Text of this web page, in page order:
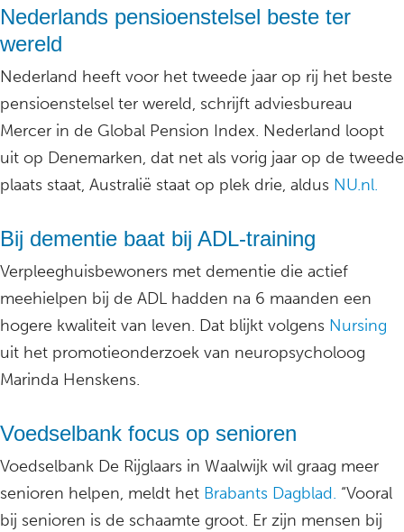
Nederlands pensioenstelsel beste ter
wereld
Nederland heeft voor het tweede jaar op rij het beste
pensioenstelsel ter wereld, schrijft adviesbureau
Mercer in de Global Pension Index. Nederland loopt
uit op Denemarken, dat net als vorig jaar op de tweede
plaats staat, Australië staat op plek drie, aldus NU.nl.
Bij dementie baat bij ADL-training
Verpleeghuisbewoners met dementie die actief
meehielpen bij de ADL hadden na 6 maanden een
hogere kwaliteit van leven. Dat blijkt volgens Nursing
uit het promotieonderzoek van neuropsycholoog
Marinda Henskens.
Voedselbank focus op senioren
Voedselbank De Rijglaars in Waalwijk wil graag meer
senioren helpen, meldt het Brabants Dagblad. “Vooral
bij senioren is de schaamte groot. Er zijn mensen bij